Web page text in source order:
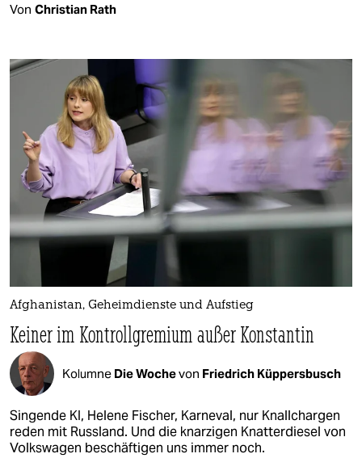
Von Christian Rath
Afghanistan, Geheimdienste und Aufstieg
Keiner im Kontrollgremium außer Konstantin
Kolumne Die Wochevon Friedrich Küppersbusch
Singende KI, Helene Fischer, Karneval, nur Knallchargen
reden mit Russland. Und die knarzigen Knatterdiesel von
Volkswagen beschäftigen uns immer noch.